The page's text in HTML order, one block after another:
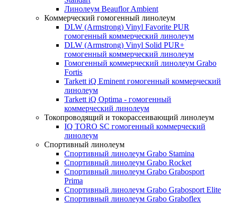
Линолеум Beauflor Ambient
Коммерческий гомогенный линолеум
DLW (Armstrong) Vinyl Favorite PUR
гомогенный коммерческий линолеум
DLW (Armstrong) Vinyl Solid PUR+
гомогенный коммерческий линолеум
Гомогенный коммерческий линолеум Grabo
Fortis
Tarkett iQ Eminent гомогенный коммерческий
линолеум
Tarkett iQ Optima - гомогенный
коммерческий линолеум
Токопроводящий и токорассеивающий линолеум
IQ TORO SC гомогенный коммерческий
линолеум
Спортивный линолеум
Спортивный линолеум Grabo Stamina
Спортивный линолеум Grabo Rocket
Спортивный линолеум Grabo Grabosport
Prima
Спортивный линолеум Grabo Grabosport Elite
Спортивный линолеум Grabo Graboflex